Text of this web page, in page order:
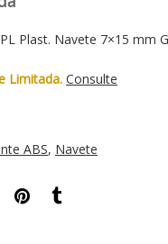
Plast. Navete 7×15 mm
Limitada. Consulte
ABS, Navete